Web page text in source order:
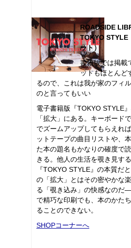
ROADSIDE
TOKYO STYLE
ット）
書籍版では掲載
ットもほとんど
るので、これは我が家のフィ
のと言ってもいい
電子書籍版『TOKYO STYLE
「拡大」にある。キーボード
でズームアップしてもらえれ
ットテープの曲目リストや、
た本の題名もかなりの確度で
きる。他人の生活を覗き見す
『TOKYO STYLE』の本質だ
の「拡大」とはその密やかな
る「覗き込み」の快感なのだ
で精巧な印刷でも、本のかた
ることのできない。
SHOPコーナーへ